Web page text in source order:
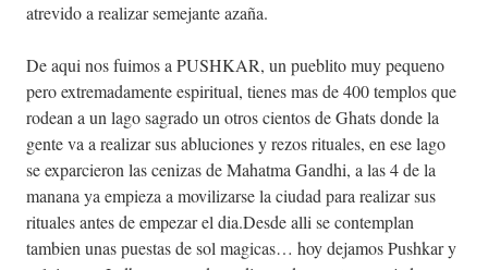
atrevido a realizar semejante azaña.
De aqui nos fuimos a PUSHKAR, un pueblito muy pequeno
pero extremadamente espiritual, tienes mas de 400 templos que
rodean a un lago sagrado un otros cientos de Ghats donde la
gente va a realizar sus abluciones y rezos rituales, en ese lago
se exparcieron las cenizas de Mahatma Gandhi, a las 4 de la
manana ya empieza a movilizarse la ciudad para realizar sus
rituales antes de empezar el dia.Desde alli se contemplan
tambien unas puestas de sol magicas… hoy dejamos Pushkar y